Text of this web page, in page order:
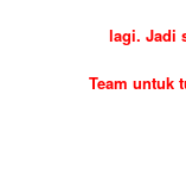
lagi. Jadi
Team untuk